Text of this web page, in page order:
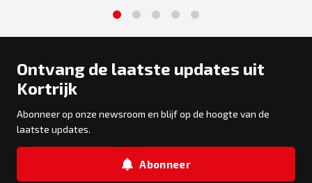
Ontvang de laatste updates uit
Kortrijk
Abonneer op onze newsroom en blijf op de hoogte van de
laatste updates.
Abonneer